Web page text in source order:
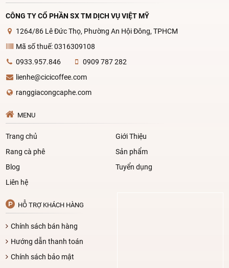
CÔNG TY CỔ PHẦN SX TM DỊCH VỤ VIỆT MỸ
1264/86 Lê Đức Thọ, Phường An Hội Đông, TPHCM
Mã số thuế: 0316309108
0933.957.846
0909 787 282
lienhe@cicicoffee.com
ranggiacongcaphe.com
MENU
Trang chủ
Giới Thiệu
Rang cà phê
Sản phẩm
Blog
Tuyển dụng
Liên hệ
HỖ TRỢ KHÁCH HÀNG
Chính sách bán hàng
Hướng dẫn thanh toán
Chính sách bảo mật